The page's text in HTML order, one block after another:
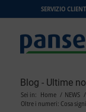
SERVIZIO
Blog - Ultime
Sei in: Home / NEWS /
Oltre i numeri: Cosa